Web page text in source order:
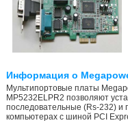
Информация о
Мультипортовые платы
MP5232ELPR2 позволяют
последовательные (Rs-232)
компьютерах с шиной PCI